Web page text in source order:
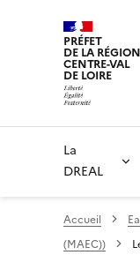
PRÉFET
DE LA RÉGION
CENTRE-VAL
DE LOIRE
La
DREAL
Accueil
(MAEC))